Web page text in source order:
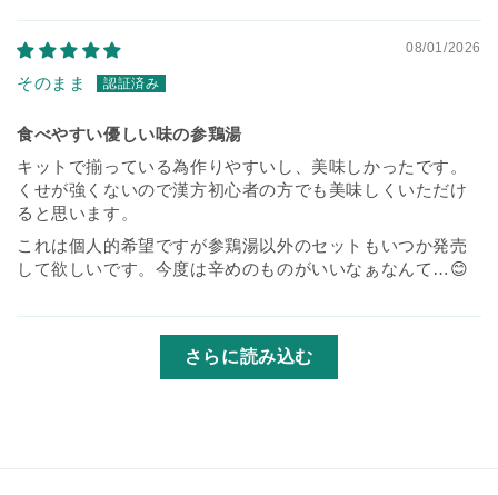
08/01/2026
そのまま
食べやすい優しい味の参鶏湯
キットで揃っている為作りやすいし、美味しかったです。
くせが強くないので漢方初心者の方でも美味しくいただけ
ると思います。
これは個人的希望ですが参鶏湯以外のセットもいつか発売
して欲しいです。今度は辛めのものがいいなぁなんて…😊
さらに読み込む